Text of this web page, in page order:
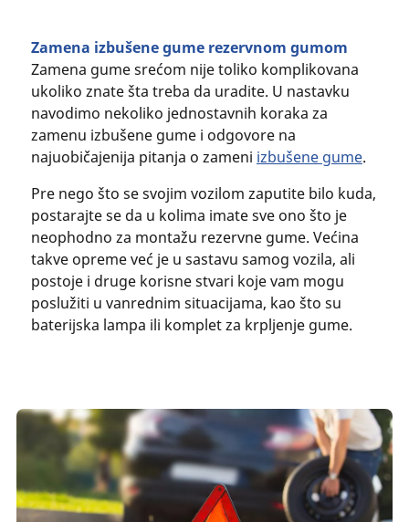
Zamena izbušene gume rezervnom gumom
Zamena gume srećom nije toliko komplikovana
ukoliko znate šta treba da uradite. U nastavku
navodimo nekoliko jednostavnih koraka za
zamenu izbušene gume i odgovore na
najuobičajenija pitanja o zameni izbušene gume.
Pre nego što se svojim vozilom zaputite bilo kuda,
postarajte se da u kolima imate sve ono što je
neophodno za montažu rezervne gume. Većina
takve opreme već je u sastavu samog vozila, ali
postoje i druge korisne stvari koje vam mogu
poslužiti u vanrednim situacijama, kao što su
baterijska lampa ili komplet za krpljenje gume.